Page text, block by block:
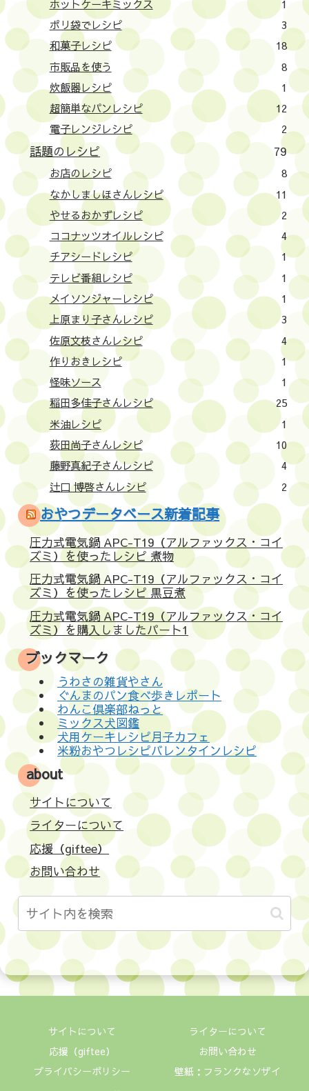
ホットケーキミックス
1
ポリ袋でレシピ
3
和菓子レシピ
18
市販品を使う
8
炊飯器レシピ
1
超簡単なパンレシピ
12
電子レンジレシピ
2
話題のレシピ 79
お店のレシピ
8
なかしましほさんレシピ
11
やせるおかずレシピ
2
ココナッツオイルレシピ
4
チアシードレシピ
1
テレビ番組レシピ
1
メイソンジャーレシピ
1
上原まり子さんレシピ
3
佐原文枝さんレシピ
4
作りおきレシピ
1
怪味ソース
1
稲田多佳子さんレシピ
25
米油レシピ
1
荻田尚子さんレシピ
10
藤野真紀子さんレシピ
4
辻口 博啓さんレシピ
2
おやつデータベース新着記事
圧力式電気鍋 APC-T19（アルファックス・コイ
ズミ）を使ったレシピ 煮物
圧力式電気鍋 APC-T19（アルファックス・コイ
ズミ）を使ったレシピ 黒豆煮
圧力式電気鍋 APC-T19（アルファックス・コイ
ズミ）を購入しましたパート1
ブックマーク
うわさの雑貨やさん
ぐんまのパン食べ歩きレポート
わんこ倶楽部ねっと
ミックス犬図鑑
犬用ケーキレシピ月子カフェ
米粉おやつレシピバレンタインレシピ
about
サイトについて
ライターについて
応援（giftee）
お問い合わせ
サイトについて
ライターについて
応援（giftee）
お問い合わせ
プライバシーポリシー
壁紙：フランクなソザイ